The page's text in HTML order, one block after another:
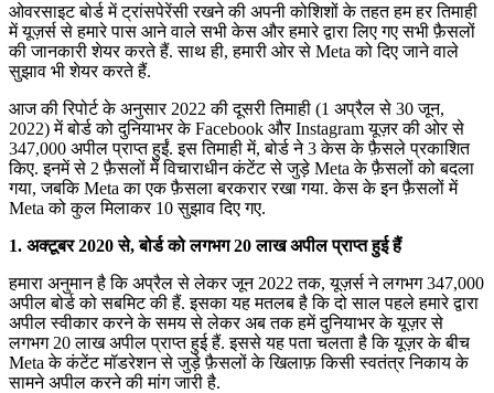
ओवरसाइट बोर्ड में ट्रांसपेरेंसी रखने की अपनी कोशिशों के तहत हम हर तिमाही
में यूज़र्स से हमारे पास आने वाले सभी केस और हमारे द्वारा लिए गए सभी फ़ैसलों
की जानकारी शेयर करते हैं. साथ ही, हमारी ओर से Meta को दिए जाने वाले
सुझाव भी शेयर करते हैं.
आज की रिपोर्ट के अनुसार 2022 की दूसरी तिमाही (1 अप्रैल से 30 जून,
2022) में बोर्ड को दुनियाभर के Facebook और Instagram यूज़र की ओर से
347,000 अपील प्राप्त हुईं. इस तिमाही में, बोर्ड ने 3 केस के फ़ैसले प्रकाशित
किए. इनमें से 2 फ़ैसलों में विचाराधीन कंटेंट से जुड़े Meta के फ़ैसलों को बदला
गया, जबकि Meta का एक फ़ैसला बरकरार रखा गया. केस के इन फ़ैसलों में
Meta को कुल मिलाकर 10 सुझाव दिए गए.
1. अक्टूबर 2020 से, बोर्ड को लगभग 20 लाख अपील प्राप्त हुई हैं
हमारा अनुमान है कि अप्रैल से लेकर जून 2022 तक, यूज़र्स ने लगभग 347,000
अपील बोर्ड को सबमिट की हैं. इसका यह मतलब है कि दो साल पहले हमारे द्वारा
अपील स्वीकार करने के समय से लेकर अब तक हमें दुनियाभर के यूज़र से
लगभग 20 लाख अपील प्राप्त हुई हैं. इससे यह पता चलता है कि यूज़र के बीच
Meta के कंटेंट मॉडरेशन से जुड़े फ़ैसलों के खिलाफ़ किसी स्वतंत्र निकाय के
सामने अपील करने की मांग जारी है.